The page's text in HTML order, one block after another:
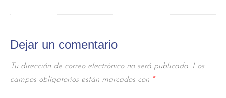
Dejar un comentario
Tu dirección de correo electrónico no será publicada. Los
campos obligatorios están marcados con *